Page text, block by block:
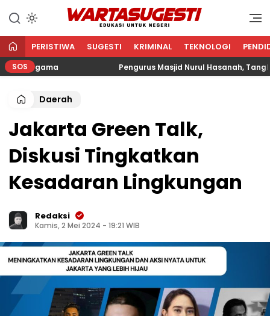
WARTA SUGESTI √ EDUKASI
Edukasi Untuk Negeri
PERISTIWA SUGESTI KRIMINAL TEKNOLOGI
SOS Pengurus Masjid Nurul Hasanah,
Daerah
Jakarta Green Talk,
Diskusi Tingkatkan
Kesadaran Lingkungan
Redaksi
Kamis, 2 Mei 2024 - 19:21 WIB